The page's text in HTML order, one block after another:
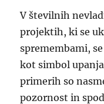
V številnih
projektih, ki se
spremembami,
kot simbol
primerih so
pozornost in